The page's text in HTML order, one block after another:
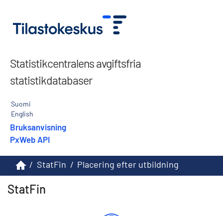
Statistikcentralens avgiftsfria
statistikdatabaser
Suomi
English
Bruksanvisning
PxWeb API
/ StatFin / Placering efter utbildning
StatFin